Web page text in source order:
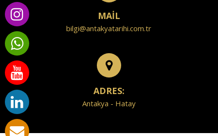
MAİL
bilgi@antakyatarihi.com.tr
ADRES:
Antakya - Hatay